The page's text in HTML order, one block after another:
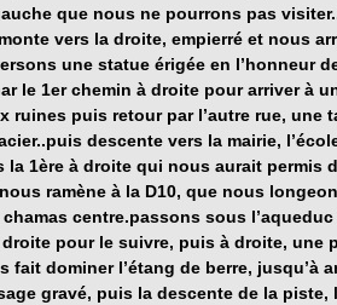
que nous ne pourrons pas
vers la droite, empierré et nous
une statue érigée en l’honneur
le 1er chemin à droite pour arriver à
ruines puis retour par l’autre rue, une
descente vers la mairie,
la 1ère à droite qui nous aurait permis
ramène à la D10, que nous
chamas centre.passons sous
pour le suivre, puis à droite, une
dominer l’étang de berre, jusqu’à
gravé, puis la descente de la piste,